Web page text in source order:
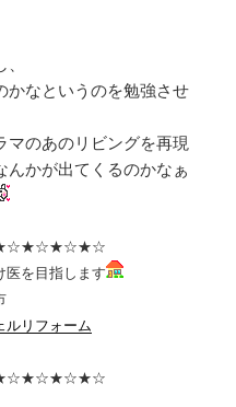
かなというのを勉強させ
マのあのリビングを再現
んかが出てくるのかなぁ
医を目指します
ルリフォーム